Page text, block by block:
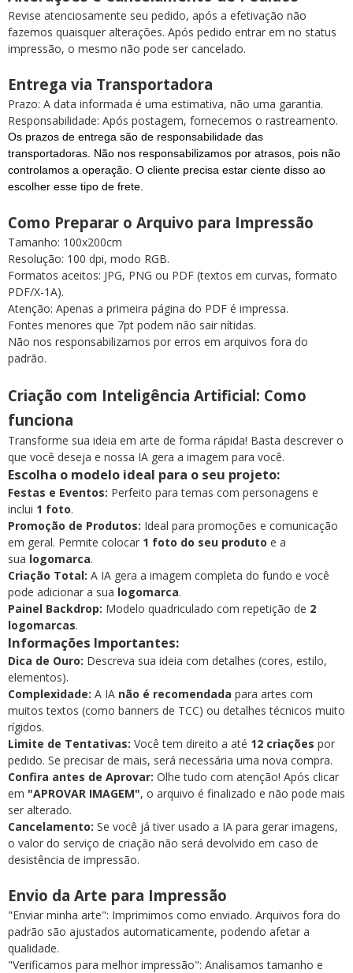
Revise atenciosamente seu pedido, após a efetivação não
fazemos quaisquer alterações. Após pedido entrar em no status
impressão, o mesmo não pode ser cancelado.
Entrega via Transportadora
Prazo: A data informada é uma estimativa, não uma garantia.
Responsabilidade: Após postagem, fornecemos o rastreamento.
Os prazos de entrega são de responsabilidade das
transportadoras. Não nos responsabilizamos por atrasos, pois não
controlamos a operação. O cliente precisa estar ciente disso ao
escolher esse tipo de frete.
Como Preparar o Arquivo para Impressão
Tamanho: 100x200cm
Resolução: 100 dpi, modo RGB.
Formatos aceitos: JPG, PNG ou PDF (textos em curvas, formato
PDF/X-1A).
Atenção: Apenas a primeira página do PDF é impressa.
Fontes menores que 7pt podem não sair nítidas.
Não nos responsabilizamos por erros em arquivos fora do
padrão.
Criação com Inteligência Artificial: Como
funciona
Transforme sua ideia em arte de forma rápida! Basta descrever o
que você deseja e nossa IA gera a imagem para você.
Escolha o modelo ideal para o seu projeto:
Festas e Eventos: Perfeito para temas com personagens e
inclui 1 foto.
Promoção de Produtos: Ideal para promoções e comunicação
em geral. Permite colocar 1 foto do seu produto e a
sua logomarca.
Criação Total: A IA gera a imagem completa do fundo e você
pode adicionar a sua logomarca.
Painel Backdrop: Modelo quadriculado com repetição de 2
logomarcas.
Informações Importantes:
Dica de Ouro: Descreva sua ideia com detalhes (cores, estilo,
elementos).
Complexidade: A IA não é recomendada para artes com
muitos textos (como banners de TCC) ou detalhes técnicos muito
rígidos.
Limite de Tentativas: Você tem direito a até 12 criações por
pedido. Se precisar de mais, será necessária uma nova compra.
Confira antes de Aprovar: Olhe tudo com atenção! Após clicar
em "APROVAR IMAGEM", o arquivo é finalizado e não pode mais
ser alterado.
Cancelamento: Se você já tiver usado a IA para gerar imagens,
o valor do serviço de criação não será devolvido em caso de
desistência de impressão.
Envio da Arte para Impressão
"Enviar minha arte": Imprimimos como enviado. Arquivos fora do
padrão são ajustados automaticamente, podendo afetar a
qualidade.
"Verificamos para melhor impressão": Analisamos tamanho e